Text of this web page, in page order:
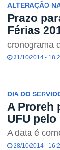
ALTERAÇÃO
Prazo
Férias
cronograma
31/10/2014 -
DIA DO
A Proreh
UFU pelo
A data é
28/10/2014 -